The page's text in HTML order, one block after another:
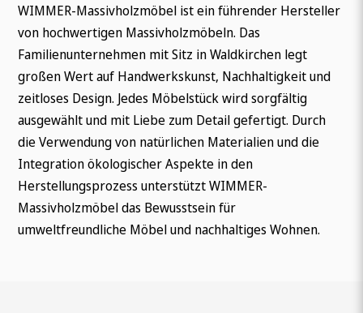
WIMMER-Massivholzmöbel ist ein führender Hersteller
von hochwertigen Massivholzmöbeln. Das
Familienunternehmen mit Sitz in Waldkirchen legt
großen Wert auf Handwerkskunst, Nachhaltigkeit und
zeitloses Design. Jedes Möbelstück wird sorgfältig
ausgewählt und mit Liebe zum Detail gefertigt. Durch
die Verwendung von natürlichen Materialien und die
Integration ökologischer Aspekte in den
Herstellungsprozess unterstützt WIMMER-
Massivholzmöbel das Bewusstsein für
umweltfreundliche Möbel und nachhaltiges Wohnen.